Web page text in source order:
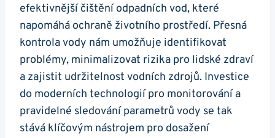
efektivnější čištění odpadních vod, které
napomáhá ochraně životního prostředí. Přesná
kontrola vody nám umožňuje identifikovat
problémy, minimalizovat rizika pro lidské zdraví
a zajistit udržitelnost vodních zdrojů. Investice
do moderních technologií pro monitorování a
pravidelné sledování parametrů vody se tak
stává klíčovým nástrojem pro dosažení